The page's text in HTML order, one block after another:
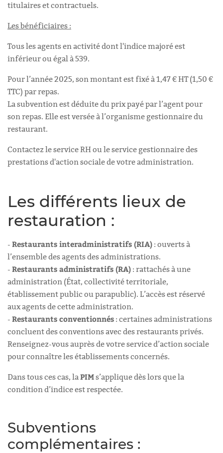
titulaires et contractuels.
Les bénéficiaires :
Tous les agents en activité dont l'indice majoré est
inférieur ou égal à 539.
Pour l’année 2025, son montant est fixé à 1,47 € HT (1,50 €
TTC) par repas.
La subvention est déduite du prix payé par l’agent pour
son repas. Elle est versée à l’organisme gestionnaire du
restaurant.
Contactez le service RH ou le service gestionnaire des
prestations d'action sociale de votre administration.
Les différents lieux de
restauration :
- Restaurants interadministratifs (RIA) : ouverts à
l’ensemble des agents des administrations.
- Restaurants administratifs (RA) : rattachés à une
administration (État, collectivité territoriale,
établissement public ou parapublic). L’accès est réservé
aux agents de cette administration.
- Restaurants conventionnés : certaines administrations
concluent des conventions avec des restaurants privés.
Renseignez-vous auprès de votre service d’action sociale
pour connaître les établissements concernés.
Dans tous ces cas, laPIMs’applique dès lors que la
condition d’indice est respectée.
Subventions
complémentaires :